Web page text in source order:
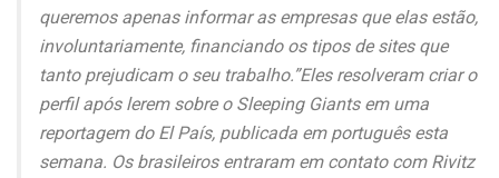
queremos apenas informar as empresas que elas estão,
involuntariamente, financiando os tipos de sites que
tanto prejudicam o seu trabalho.”Eles resolveram criar o
perfil após lerem sobre o Sleeping Giants em uma
reportagem do El País, publicada em português esta
semana. Os brasileiros entraram em contato com Rivitz